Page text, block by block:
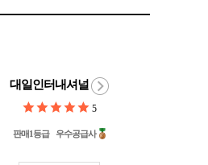
대일인터내셔널
5
판매1등급 우수공급사